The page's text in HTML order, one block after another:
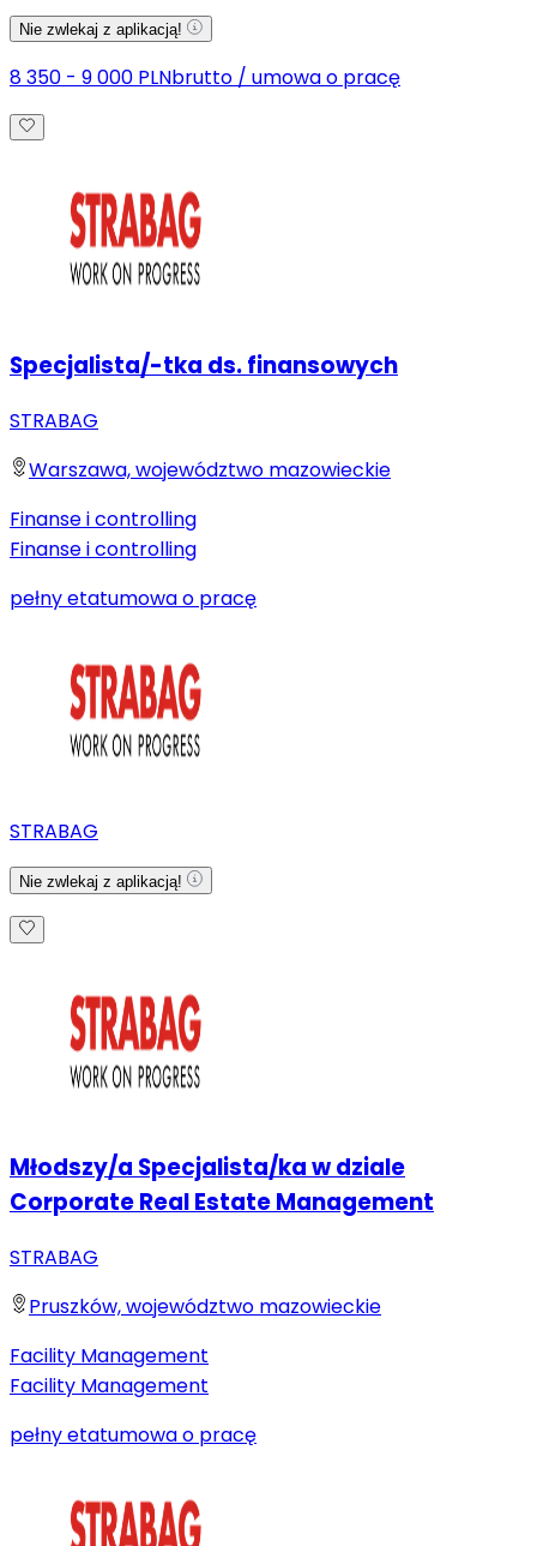
Nie zwlekaj z aplikacją!
8 350 - 9 000 PLNbrutto / umowa o pracę
Specjalista/-tka ds. finansowych
STRABAG
Warszawa, województwo mazowieckie
Finanse i controlling
Finanse i controlling
pełny etatumowa o pracę
STRABAG
Nie zwlekaj z aplikacją!
Młodszy/a Specjalista/ka w dziale
Corporate Real Estate Management
STRABAG
Pruszków, województwo mazowieckie
Facility Management
Facility Management
pełny etatumowa o pracę